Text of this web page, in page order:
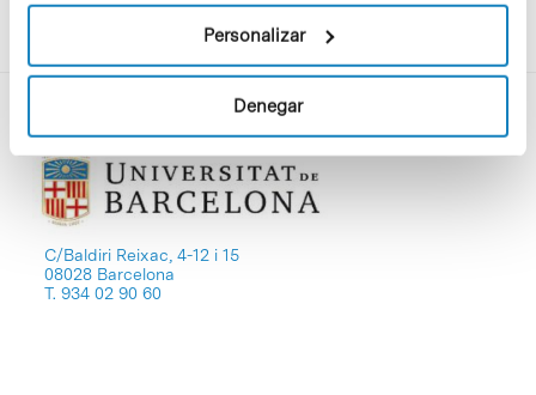
Personalizar
Denegar
C/Baldiri Reixac, 4-12 i 15
08028 Barcelona
T. 934 02 90 60